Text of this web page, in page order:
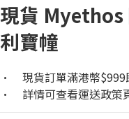
現貨 Myethos
利寶幢
•	現貨訂單滿港幣
•	詳情可查看運送政策